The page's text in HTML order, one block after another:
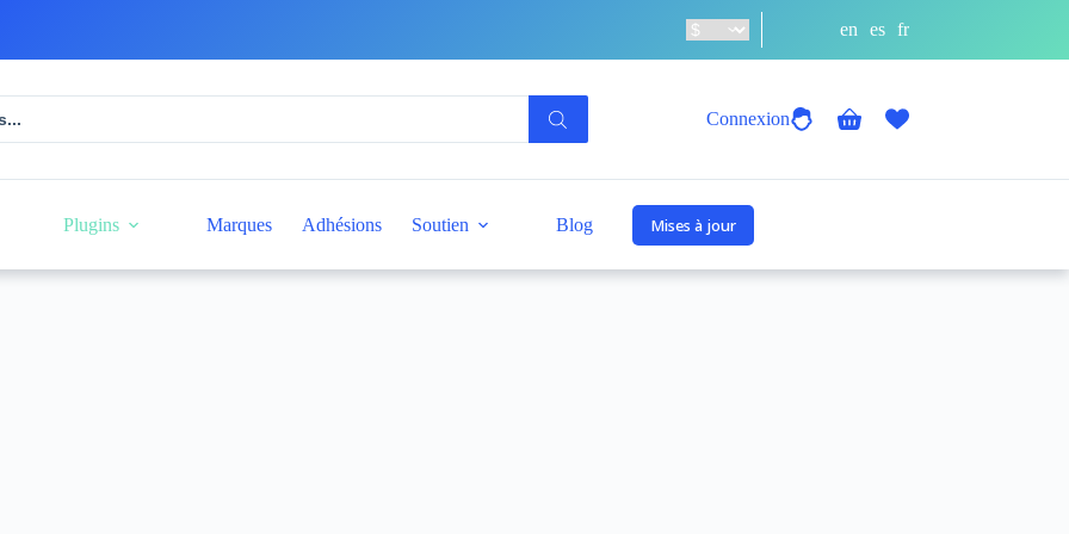
en es fr
Connexion
Panier
Plugins Marques Adhésions Soutien Blog Mises à jour